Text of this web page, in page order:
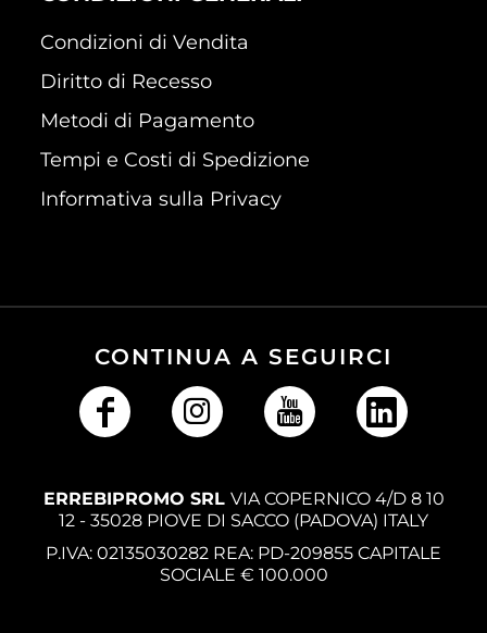
Condizioni di Vendita
Diritto di Recesso
Metodi di Pagamento
Tempi e Costi di Spedizione
Informativa sulla Privacy
CONTINUA A SEGUIRCI
ERREBIPROMO SRL VIA COPERNICO 4/D 8 10
12 - 35028 PIOVE DI SACCO (PADOVA) ITALY
P.IVA: 02135030282 REA: PD-209855 CAPITALE
SOCIALE € 100.000